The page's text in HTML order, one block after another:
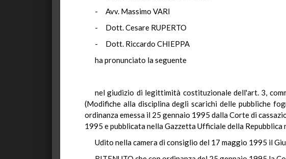
- Avv. Massimo VARI
- Dott. Cesare RUPERTO
- Dott. Riccardo CHIEPPA
ha pronunciato la seguente
nel giudizio di legittimità costituzionale dell'art. 3,
(Modifiche alla disciplina degli scarichi delle pubbliche
ordinanza emessa il 25 gennaio 1995 dalla Corte di
1995 e pubblicata nella Gazzetta Ufficiale della Repubblica
Udito nella camera di consiglio del 17 maggio 1995 il